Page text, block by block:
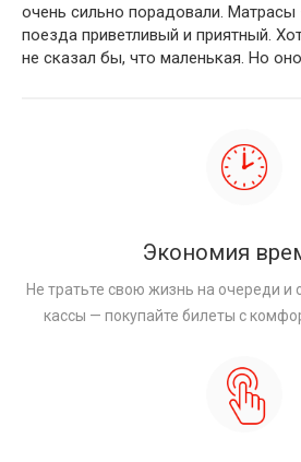
очень сильно порадовали.
поезда приветливый и приятный.
не сказал бы, что маленькая. Но
Экономия
Не тратьте свою жизнь на очереди
кассы — покупайте билеты с